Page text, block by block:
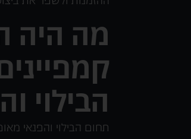
מה היה
הבילוי
תחום הבילוי והפנאי